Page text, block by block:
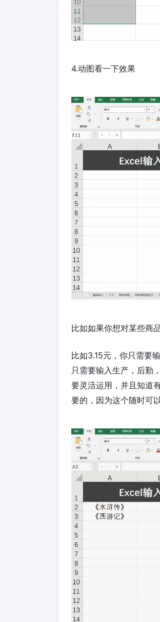
4.动图看一下效果
比如如果你想对某些商
比如3.15元，你只需要
只需要输入生产，后勤
要灵活运用，并且知道
要的，因为这个随时可以